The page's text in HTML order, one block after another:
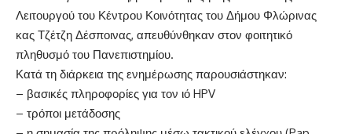
Λειτουργού του Κέντρου Κοινότητας του Δήμου Φλώρινας
κας Τζέτζη Δέσποινας, απευθύνθηκαν στον φοιτητικό
πληθυσμό του Πανεπιστημίου.
Κατά τη διάρκεια της ενημέρωσης παρουσιάστηκαν:
– βασικές πληροφορίες για τον ιό HPV
– τρόποι μετάδοσης